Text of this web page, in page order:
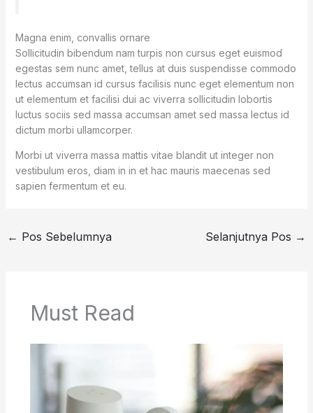
Magna enim, convallis ornare
Sollicitudin bibendum nam turpis non cursus eget euismod
egestas sem nunc amet, tellus at duis suspendisse commodo
lectus accumsan id cursus facilisis nunc eget elementum non
ut elementum et facilisi dui ac viverra sollicitudin lobortis
luctus sociis sed massa accumsan amet sed massa lectus id
dictum morbi ullamcorper.
Morbi ut viverra massa mattis vitae blandit ut integer non
vestibulum eros, diam in in et hac mauris maecenas sed
sapien fermentum et eu.
← Pos Sebelumnya Selanjutnya Pos →
Must Read